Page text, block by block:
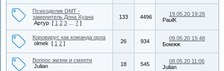
Психоделик DMT -
заменитель Дона Хуана
Артур [ 1 2 3 7 ]
133 4496
19.05.20 19:26
PaulK
Коровирус как команда орла
olmek [ 1 2 ] 26 934
09.05.20 15:48
Бомжж
Вопрос жизни и смерти
Julian
18 545
08.05.20 11:06
Julian